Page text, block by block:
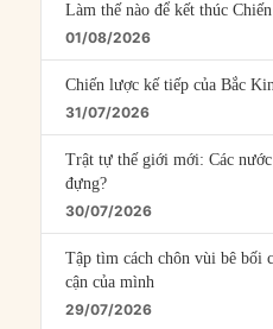
Làm thế nào để kết thúc
01/08/2026
Chiến lược kế tiếp của Bắc
31/07/2026
Trật tự thế giới mới: Các
đựng?
30/07/2026
Tập tìm cách chôn vùi bê bối
cận của mình
29/07/2026